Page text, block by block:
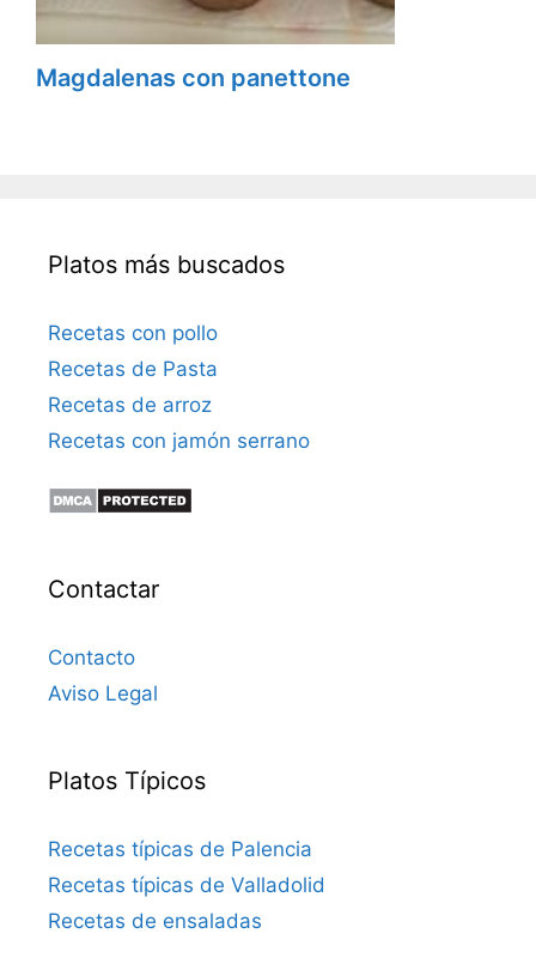
Magdalenas con panettone
Platos más buscados
Recetas con pollo
Recetas de Pasta
Recetas de arroz
Recetas con jamón serrano
Contactar
Contacto
Aviso Legal
Platos Típicos
Recetas típicas de Palencia
Recetas típicas de Valladolid
Recetas de ensaladas